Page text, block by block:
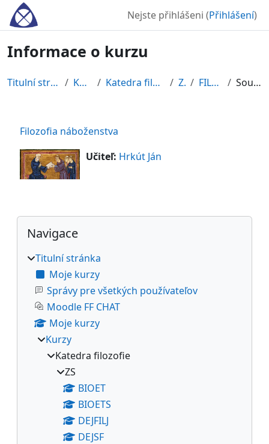
Přejít k hlavnímu obsahu
Nejste přihlášeni (Přihlášení)
Informace o kurzu
Titulní stránka Kurzy Katedra filozofie ZS FILNAB Souhrn
Filozofia náboženstva
Učiteľ: Hrkút Ján
Bloky
Přeskočit: Navigace
Navigace
Titulní stránka
Moje kurzy
Správy pre všetkých používateľov
Moodle FF CHAT
Moje kurzy
Kurzy
Katedra filozofie
ZS
BIOET
BIOETS
DEJFILJ
DEJSF